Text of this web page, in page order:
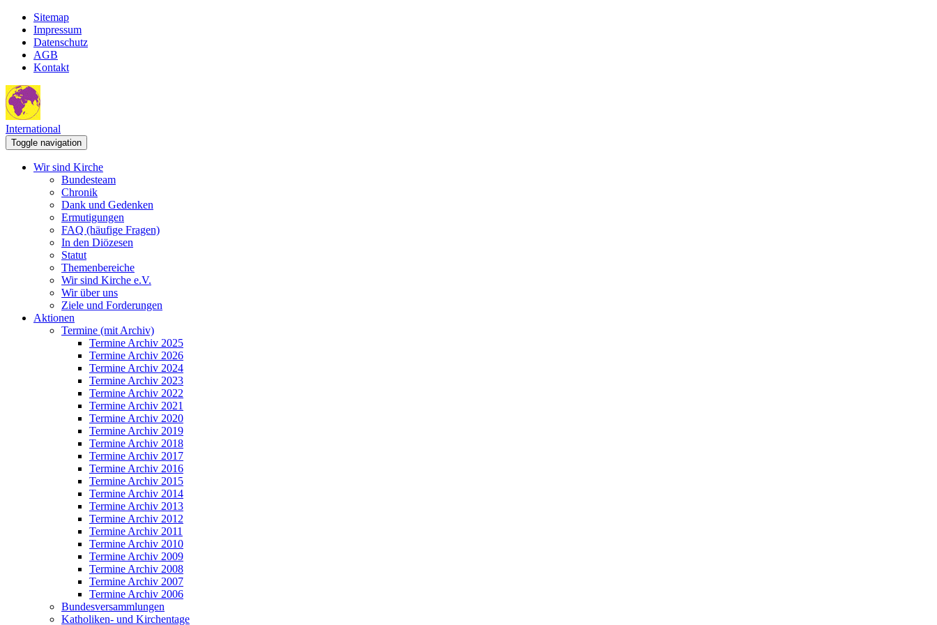
Sitemap
Impressum
Datenschutz
AGB
Kontakt
International
Toggle navigation
Wir sind Kirche
Bundesteam
Chronik
Dank und Gedenken
Ermutigungen
FAQ (häufige Fragen)
In den Diözesen
Statut
Themenbereiche
Wir sind Kirche e.V.
Wir über uns
Ziele und Forderungen
Aktionen
Termine (mit Archiv)
Termine Archiv 2025
Termine Archiv 2026
Termine Archiv 2024
Termine Archiv 2023
Termine Archiv 2022
Termine Archiv 2021
Termine Archiv 2020
Termine Archiv 2019
Termine Archiv 2018
Termine Archiv 2017
Termine Archiv 2016
Termine Archiv 2015
Termine Archiv 2014
Termine Archiv 2013
Termine Archiv 2012
Termine Archiv 2011
Termine Archiv 2010
Termine Archiv 2009
Termine Archiv 2008
Termine Archiv 2007
Termine Archiv 2006
Bundesversammlungen
Katholiken- und Kirchentage